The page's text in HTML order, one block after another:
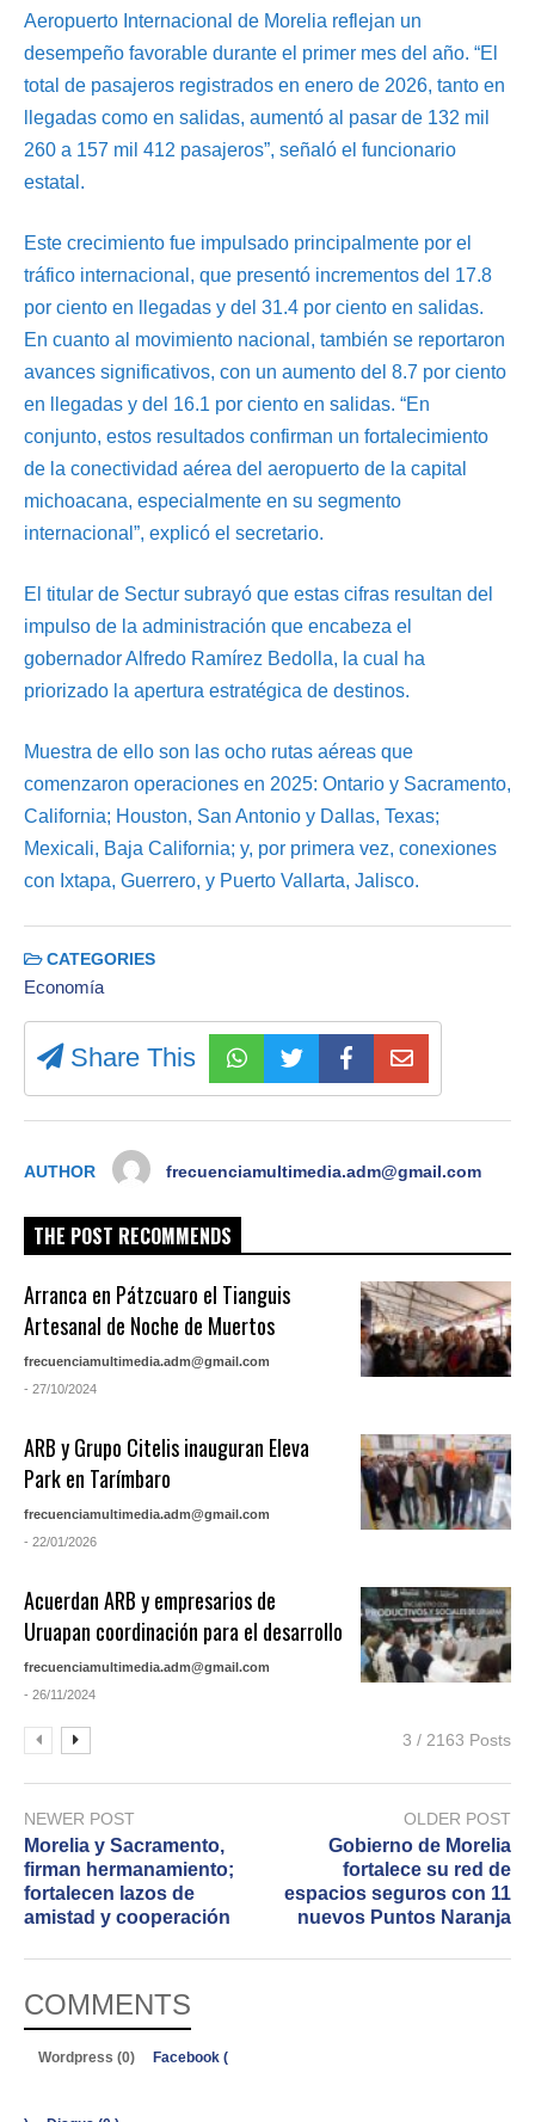
Aeropuerto Internacional de Morelia reflejan un
desempeño favorable durante el primer mes del año. “El
total de pasajeros registrados en enero de 2026, tanto en
llegadas como en salidas, aumentó al pasar de 132 mil
260 a 157 mil 412 pasajeros”, señaló el funcionario
estatal.
Este crecimiento fue impulsado principalmente por el
tráfico internacional, que presentó incrementos del 17.8
por ciento en llegadas y del 31.4 por ciento en salidas.
En cuanto al movimiento nacional, también se reportaron
avances significativos, con un aumento del 8.7 por ciento
en llegadas y del 16.1 por ciento en salidas. “En
conjunto, estos resultados confirman un fortalecimiento
de la conectividad aérea del aeropuerto de la capital
michoacana, especialmente en su segmento
internacional”, explicó el secretario.
El titular de Sectur subrayó que estas cifras resultan del
impulso de la administración que encabeza el
gobernador Alfredo Ramírez Bedolla, la cual ha
priorizado la apertura estratégica de destinos.
Muestra de ello son las ocho rutas aéreas que
comenzaron operaciones en 2025: Ontario y Sacramento,
California; Houston, San Antonio y Dallas, Texas;
Mexicali, Baja California; y, por primera vez, conexiones
con Ixtapa, Guerrero, y Puerto Vallarta, Jalisco.
CATEGORIES
Economía
Share This
AUTHOR frecuenciamultimedia.adm@gmail.com
THE POST RECOMMENDS
Arranca en Pátzcuaro el Tianguis
Artesanal de Noche de Muertos
frecuenciamultimedia.adm@gmail.com
- 27/10/2024
ARB y Grupo Citelis inauguran Eleva
Park en Tarímbaro
frecuenciamultimedia.adm@gmail.com
- 22/01/2026
Acuerdan ARB y empresarios de
Uruapan coordinación para el desarrollo
frecuenciamultimedia.adm@gmail.com
- 26/11/2024
3 / 2163 Posts
NEWER POST
Morelia y Sacramento,
firman hermanamiento;
fortalecen lazos de
amistad y cooperación
OLDER POST
Gobierno de Morelia
fortalece su red de
espacios seguros con 11
nuevos Puntos Naranja
COMMENTS
Wordpress (0) Facebook (